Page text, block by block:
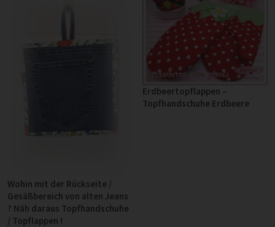
Wohin mit der Rückseite /
Gesäßbereich von alten Jeans
? Näh daraus Topfhandschuhe
/ Topflappen !
Erdbeertopflappen –
Topfhandschuhe Erdbeere